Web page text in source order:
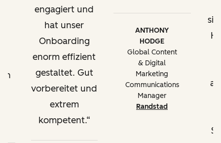
engagiert und
hat unser
Onboarding
enorm effizient
gestaltet. Gut
vorbereitet und
extrem
kompetent.
ANTHONY
HODGE
Global Content
& Digital
Marketing
Communications
Manager
Randstad